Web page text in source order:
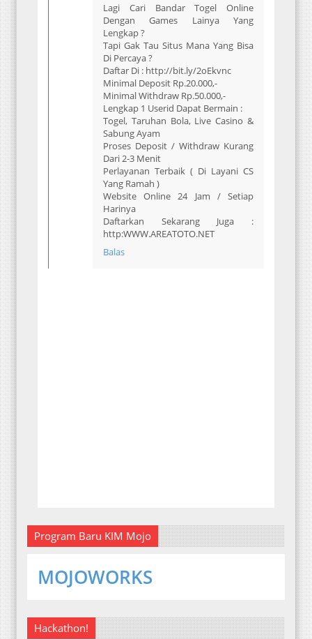
Lagi Cari Bandar Togel Online
Dengan Games Lainya Yang
Lengkap ?
Tapi Gak Tau Situs Mana Yang Bisa
Di Percaya ?
Daftar Di : http://bit.ly/2oEkvnc
Minimal Deposit Rp.20.000,-
Minimal Withdraw Rp.50.000,-
Lengkap 1 Userid Dapat Bermain :
Togel, Taruhan Bola, Live Casino &
Sabung Ayam
Proses Deposit / Withdraw Kurang
Dari 2-3 Menit
Perlayanan Terbaik ( Di Layani CS
Yang Ramah )
Website Online 24 Jam / Setiap
Harinya
Daftarkan Sekarang Juga :
http:WWW.AREATOTO.NET
Balas
Program Baru KIM Mojo
MOJOWORKS
Hackathon!